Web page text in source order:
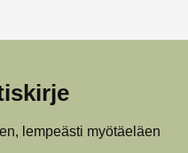
lempeästi myötäeläen